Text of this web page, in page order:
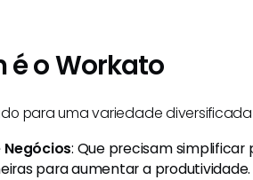
é o Workato
para uma variedade diversificada
Negócios: Que precisam
para aumentar a produtividade.